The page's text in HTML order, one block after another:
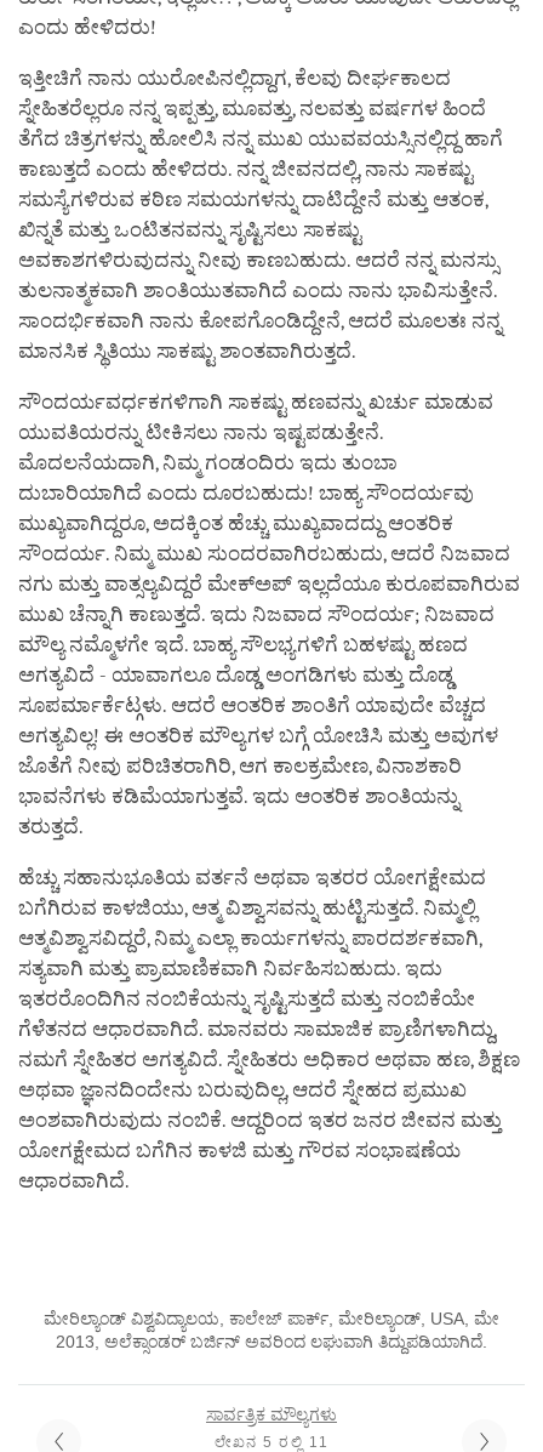
ಎಂದು ಹೇಳಿದರು!
ಇತ್ತೀಚಿಗೆ ನಾನು ಯುರೋಪಿನಲ್ಲಿದ್ದಾಗ, ಕೆಲವು ದೀರ್ಘಕಾಲದ
ಸ್ನೇಹಿತರೆಲ್ಲರೂ ನನ್ನ ಇಪ್ಪತ್ತು, ಮೂವತ್ತು, ನಲವತ್ತು ವರ್ಷಗಳ ಹಿಂದೆ
ತೆಗೆದ ಚಿತ್ರಗಳನ್ನು ಹೋಲಿಸಿ ನನ್ನ ಮುಖ ಯುವವಯಸ್ಸಿನಲ್ಲಿದ್ದ ಹಾಗೆ
ಕಾಣುತ್ತದೆ ಎಂದು ಹೇಳಿದರು. ನನ್ನ ಜೀವನದಲ್ಲಿ, ನಾನು ಸಾಕಷ್ಟು
ಸಮಸ್ಯೆಗಳಿರುವ ಕಠಿಣ ಸಮಯಗಳನ್ನು ದಾಟಿದ್ದೇನೆ ಮತ್ತು ಆತಂಕ,
ಖಿನ್ನತೆ ಮತ್ತು ಒಂಟಿತನವನ್ನು ಸೃಷ್ಟಿಸಲು ಸಾಕಷ್ಟು
ಅವಕಾಶಗಳಿರುವುದನ್ನು ನೀವು ಕಾಣಬಹುದು. ಆದರೆ ನನ್ನ ಮನಸ್ಸು
ತುಲನಾತ್ಮಕವಾಗಿ ಶಾಂತಿಯುತವಾಗಿದೆ ಎಂದು ನಾನು ಭಾವಿಸುತ್ತೇನೆ.
ಸಾಂದರ್ಭಿಕವಾಗಿ ನಾನು ಕೋಪಗೊಂಡಿದ್ದೇನೆ, ಆದರೆ ಮೂಲತಃ ನನ್ನ
ಮಾನಸಿಕ ಸ್ಥಿತಿಯು ಸಾಕಷ್ಟು ಶಾಂತವಾಗಿರುತ್ತದೆ.
ಸೌಂದರ್ಯವರ್ಧಕಗಳಿಗಾಗಿ ಸಾಕಷ್ಟು ಹಣವನ್ನು ಖರ್ಚು ಮಾಡುವ
ಯುವತಿಯರನ್ನು ಟೀಕಿಸಲು ನಾನು ಇಷ್ಟಪಡುತ್ತೇನೆ.
ಮೊದಲನೆಯದಾಗಿ, ನಿಮ್ಮ ಗಂಡಂದಿರು ಇದು ತುಂಬಾ
ದುಬಾರಿಯಾಗಿದೆ ಎಂದು ದೂರಬಹುದು! ಬಾಹ್ಯ ಸೌಂದರ್ಯವು
ಮುಖ್ಯವಾಗಿದ್ದರೂ, ಅದಕ್ಕಿಂತ ಹೆಚ್ಚು ಮುಖ್ಯವಾದದ್ದು ಆಂತರಿಕ
ಸೌಂದರ್ಯ. ನಿಮ್ಮ ಮುಖ ಸುಂದರವಾಗಿರಬಹುದು, ಆದರೆ ನಿಜವಾದ
ನಗು ಮತ್ತು ವಾತ್ಸಲ್ಯವಿದ್ದರೆ ಮೇಕ್ಅಪ್ ಇಲ್ಲದೆಯೂ ಕುರೂಪವಾಗಿರುವ
ಮುಖ ಚೆನ್ನಾಗಿ ಕಾಣುತ್ತದೆ. ಇದು ನಿಜವಾದ ಸೌಂದರ್ಯ; ನಿಜವಾದ
ಮೌಲ್ಯ ನಮ್ಮೊಳಗೇ ಇದೆ. ಬಾಹ್ಯ ಸೌಲಭ್ಯಗಳಿಗೆ ಬಹಳಷ್ಟು ಹಣದ
ಅಗತ್ಯವಿದೆ - ಯಾವಾಗಲೂ ದೊಡ್ಡ ಅಂಗಡಿಗಳು ಮತ್ತು ದೊಡ್ಡ
ಸೂಪರ್ಮಾರ್ಕೆಟ್ಗಳು. ಆದರೆ ಆಂತರಿಕ ಶಾಂತಿಗೆ ಯಾವುದೇ ವೆಚ್ಚದ
ಅಗತ್ಯವಿಲ್ಲ! ಈ ಆಂತರಿಕ ಮೌಲ್ಯಗಳ ಬಗ್ಗೆ ಯೋಚಿಸಿ ಮತ್ತು ಅವುಗಳ
ಜೊತೆಗೆ ನೀವು ಪರಿಚಿತರಾಗಿರಿ, ಆಗ ಕಾಲಕ್ರಮೇಣ, ವಿನಾಶಕಾರಿ
ಭಾವನೆಗಳು ಕಡಿಮೆಯಾಗುತ್ತವೆ. ಇದು ಆಂತರಿಕ ಶಾಂತಿಯನ್ನು
ತರುತ್ತದೆ.
ಹೆಚ್ಚು ಸಹಾನುಭೂತಿಯ ವರ್ತನೆ ಅಥವಾ ಇತರರ ಯೋಗಕ್ಷೇಮದ
ಬಗೆಗಿರುವ ಕಾಳಜಿಯು, ಆತ್ಮ ವಿಶ್ವಾಸವನ್ನು ಹುಟ್ಟಿಸುತ್ತದೆ. ನಿಮ್ಮಲ್ಲಿ
ಆತ್ಮವಿಶ್ವಾಸವಿದ್ದರೆ, ನಿಮ್ಮ ಎಲ್ಲಾ ಕಾರ್ಯಗಳನ್ನು ಪಾರದರ್ಶಕವಾಗಿ,
ಸತ್ಯವಾಗಿ ಮತ್ತು ಪ್ರಾಮಾಣಿಕವಾಗಿ ನಿರ್ವಹಿಸಬಹುದು. ಇದು
ಇತರರೊಂದಿಗಿನ ನಂಬಿಕೆಯನ್ನು ಸೃಷ್ಟಿಸುತ್ತದೆ ಮತ್ತು ನಂಬಿಕೆಯೇ
ಗೆಳೆತನದ ಆಧಾರವಾಗಿದೆ. ಮಾನವರು ಸಾಮಾಜಿಕ ಪ್ರಾಣಿಗಳಾಗಿದ್ದು,
ನಮಗೆ ಸ್ನೇಹಿತರ ಅಗತ್ಯವಿದೆ. ಸ್ನೇಹಿತರು ಅಧಿಕಾರ ಅಥವಾ ಹಣ, ಶಿಕ್ಷಣ
ಅಥವಾ ಜ್ಞಾನದಿಂದೇನು ಬರುವುದಿಲ್ಲ, ಆದರೆ ಸ್ನೇಹದ ಪ್ರಮುಖ
ಅಂಶವಾಗಿರುವುದು ನಂಬಿಕೆ. ಆದ್ದರಿಂದ ಇತರ ಜನರ ಜೀವನ ಮತ್ತು
ಯೋಗಕ್ಷೇಮದ ಬಗೆಗಿನ ಕಾಳಜಿ ಮತ್ತು ಗೌರವ ಸಂಭಾಷಣೆಯ
ಆಧಾರವಾಗಿದೆ.
ಮೇರಿಲ್ಯಾಂಡ್ ವಿಶ್ವವಿದ್ಯಾಲಯ, ಕಾಲೇಜ್ ಪಾರ್ಕ್, ಮೇರಿಲ್ಯಾಂಡ್, USA, ಮೇ
2013, ಅಲೆಕ್ಸಾಂಡರ್ ಬರ್ಜಿನ್ ಅವರಿಂದ ಲಘುವಾಗಿ ತಿದ್ದುಪಡಿಯಾಗಿದೆ.
ಸಾರ್ವತ್ರಿಕ ಮೌಲ್ಯಗಳು
ಲೇಖನ 5 ರಲ್ಲಿ 11